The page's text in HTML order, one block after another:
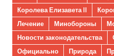
Королева Елизавета II
Лечение
Минобороны
Новости законодательства
Официально
Природа